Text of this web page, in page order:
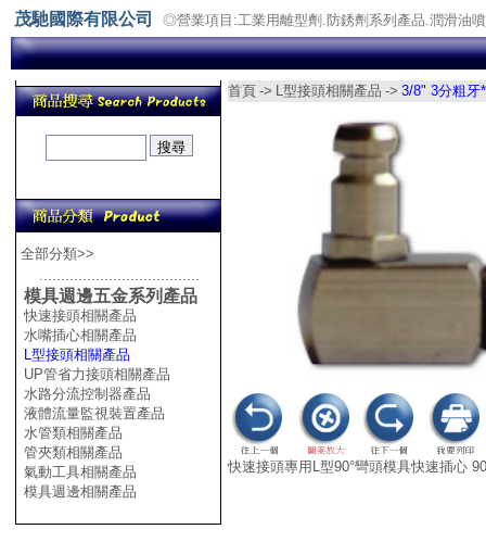
茂馳國際有限公司 ◎營業項目:工業用離型劑.防銹劑系列產品.潤滑油
全部分類>>
.....................................
模具週邊五金系列產品
快速接頭相關產品
水嘴插心相關產品
L型接頭相關產品
UP管省力接頭相關產品
水路分流控制器產品
液體流量監視裝置產品
水管類相關產品
管夾類相關產品
氣動工具相關產品
模具週邊相關產品
首頁 -> L型接頭相關產品 -> 3/8" 3分粗牙
快速接頭專用L型90°彎頭模具快速插心